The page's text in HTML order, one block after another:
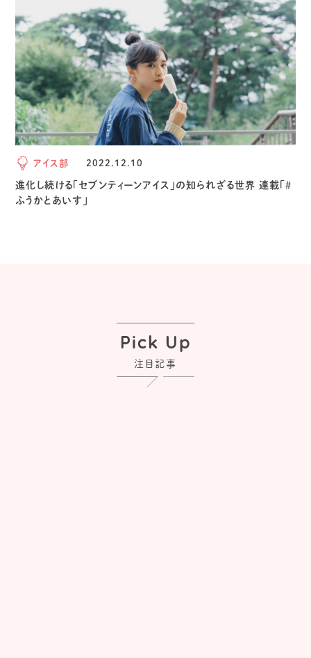
アイス部 2022.12.10
進化し続ける「セブンティーンアイス」の知られざる世界 連載「＃
ふうかとあいす」
Pick Up
注目記事